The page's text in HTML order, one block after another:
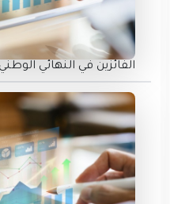
الفائزين في النهائي